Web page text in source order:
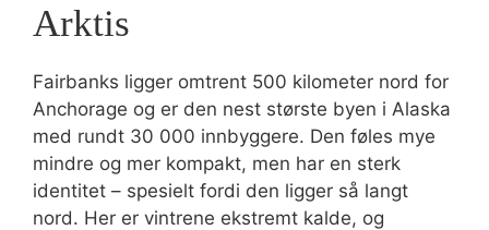
Arktis
Fairbanks ligger omtrent 500 kilometer nord for
Anchorage og er den nest største byen i Alaska
med rundt 30 000 innbyggere. Den føles mye
mindre og mer kompakt, men har en sterk
identitet – spesielt fordi den ligger så langt
nord. Her er vintrene ekstremt kalde, og